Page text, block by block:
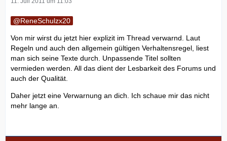
ReneSchulzx20
Von mir wirst du jetzt hier explizit im Thread verwarnd. Laut
Regeln und auch den allgemein gültigen Verhaltensregel, liest
man sich seine Texte durch. Unpassende Titel sollten
vermieden werden. All das dient der Lesbarkeit des Forums und
auch der Qualität.
Daher jetzt eine Verwarnung an dich. Ich schaue mir das nicht
mehr lange an.